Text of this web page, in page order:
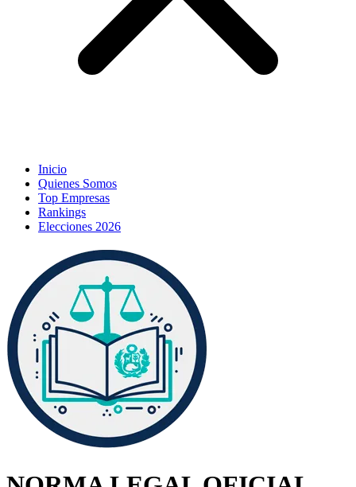
Inicio
Quienes Somos
Top Empresas
Rankings
Elecciones 2026